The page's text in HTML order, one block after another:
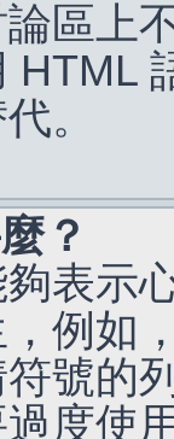
區上
HTML
。
？
表示
例如
號的
度使